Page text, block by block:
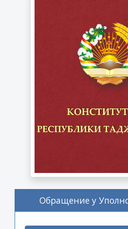
Обращение у